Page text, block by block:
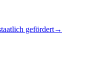
gefördert→